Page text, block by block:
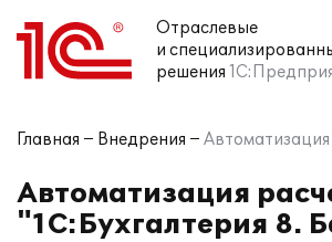
Отраслевые
и
решения
Главная Внедрения Автоматизация
Автоматизация
"1С:Бухгалтерия 8.